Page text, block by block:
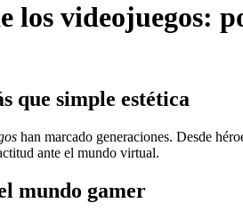
los videojuegos:
que simple estética
han marcado generaciones. Desde
ante el mundo virtual.
mundo gamer